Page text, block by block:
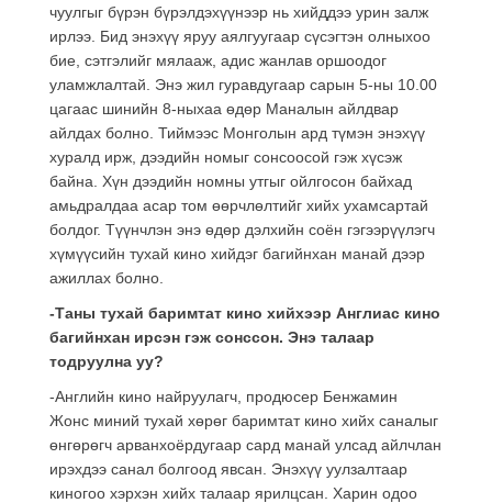
чуулгыг бүрэн бүрэлдэхүүнээр нь хийддээ урин залж
ирлээ. Бид энэхүү яруу аялгуугаар сүсэгтэн олныхоо
бие, сэтгэлийг мялааж, адис жанлав оршоодог
уламжлалтай. Энэ жил гуравдугаар сарын 5-ны 10.00
цагаас шинийн 8-ныхаа өдөр Маналын айлдвар
айлдах болно. Тиймээс Монголын ард түмэн энэхүү
хуралд ирж, дээдийн номыг сонсоосой гэж хүсэж
байна. Хүн дээдийн номны утгыг ойлгосон байхад
амьдралдаа асар том өөрчлөлтийг хийх ухамсартай
болдог. Түүнчлэн энэ өдөр дэлхийн соён гэгээрүүлэгч
хүмүүсийн тухай кино хийдэг багийнхан манай дээр
ажиллах болно.
-Таны тухай баримтат кино хийхээр Англиас кино
багийнхан ирсэн гэж сонссон. Энэ талаар
тодруулна уу?
-Английн кино найруулагч, продюсер Бенжамин
Жонс миний тухай хөрөг баримтат кино хийх саналыг
өнгөрөгч арванхоёрдугаар сард манай улсад айлчлан
ирэхдээ санал болгоод явсан. Энэхүү уулзалтаар
киногоо хэрхэн хийх талаар ярилцсан. Харин одоо